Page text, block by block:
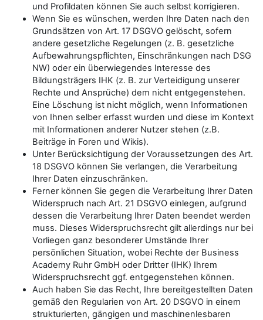
und Profildaten können Sie auch selbst korrigieren.
Wenn Sie es wünschen, werden Ihre Daten nach den
Grundsätzen von Art. 17 DSGVO gelöscht, sofern
andere gesetzliche Regelungen (z. B. gesetzliche
Aufbewahrungspflichten, Einschränkungen nach DSG
NW) oder ein überwiegendes Interesse des
Bildungsträgers IHK (z. B. zur Verteidigung unserer
Rechte und Ansprüche) dem nicht entgegenstehen.
Eine Löschung ist nicht möglich, wenn Informationen
von Ihnen selber erfasst wurden und diese im Kontext
mit Informationen anderer Nutzer stehen (z.B.
Beiträge in Foren und Wikis).
Unter Berücksichtigung der Voraussetzungen des Art.
18 DSGVO können Sie verlangen, die Verarbeitung
Ihrer Daten einzuschränken.
Ferner können Sie gegen die Verarbeitung Ihrer Daten
Widerspruch nach Art. 21 DSGVO einlegen, aufgrund
dessen die Verarbeitung Ihrer Daten beendet werden
muss. Dieses Widerspruchsrecht gilt allerdings nur bei
Vorliegen ganz besonderer Umstände Ihrer
persönlichen Situation, wobei Rechte der Business
Academy Ruhr GmbH oder Dritter (IHK) Ihrem
Widerspruchsrecht ggf. entgegenstehen können.
Auch haben Sie das Recht, Ihre bereitgestellten Daten
gemäß den Regularien von Art. 20 DSGVO in einem
strukturierten, gängigen und maschinenlesbaren